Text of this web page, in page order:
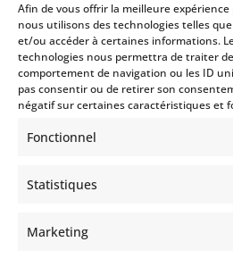
Afin de vous offrir la meilleure
nous utilisons des technologies telles
et/ou accéder à certaines informations.
technologies nous permettra de traiter
comportement de navigation ou les ID
pas consentir ou de retirer son
négatif sur certaines caractéristiques et
Fonctionnel
Statistiques
Marketing
Si vous souhaitez
des nouveautés et
que nous
abonnez-vous à
de nos MMS.
En savoir plus